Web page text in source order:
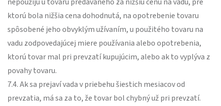
ktorú bola nižšia cena dohodnutá, na opotrebenie tovaru
spôsobené jeho obvyklým užívaním, u použitého tovaru na
vadu zodpovedajúcej miere používania alebo opotrebenia,
ktorú tovar mal pri prevzatí kupujúcim, alebo ak to vyplýva z
povahy tovaru.
7.4. Ak sa prejaví vada v priebehu šiestich mesiacov od
prevzatia, má sa za to, že tovar bol chybný už pri prevzatí.